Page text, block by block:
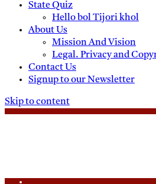
State Quiz
Hello bol Tijori khol
About Us
Mission And Vision
Legal. Privacy and
Contact Us
Signup to our Newsletter
Skip to content